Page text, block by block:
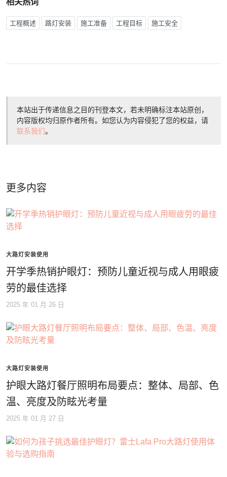
相关热词
工程概述 路灯安装 施工准备 工程目标 施工安全
本站出于传递信息之目的刊登本文，若未明确标注本站原创，
内容版权均归原作者所有。如您认为内容侵犯了您的权益，请
联系我们。
更多内容
大路灯安装使用
开学季热销护眼灯：预防儿童近视与成人用眼疲
劳的最佳选择
2025 年 01 月 26 日
大路灯安装使用
护眼大路灯餐厅照明布局要点：整体、局部、色
温、亮度及防眩光考量
2025 年 01 月 27 日